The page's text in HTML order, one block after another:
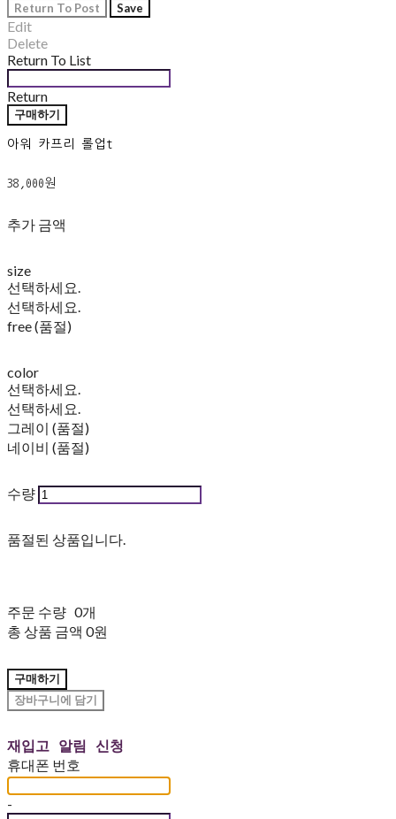
Return To Post Save
Edit
Delete
Return To List
Return
구매하기
아워 카프리 롤업t
38,000원
추가 금액
size
선택하세요.
선택하세요.
free (품절)
color
선택하세요.
선택하세요.
그레이 (품절)
네이비 (품절)
수량
품절된 상품입니다.
주문 수량 0개
총 상품 금액 0원
구매하기
장바구니에 담기
재입고 알림 신청
휴대폰 번호
-